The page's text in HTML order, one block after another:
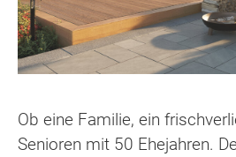
Ob eine Familie, ein
Senioren mit 50 Ehejahren.